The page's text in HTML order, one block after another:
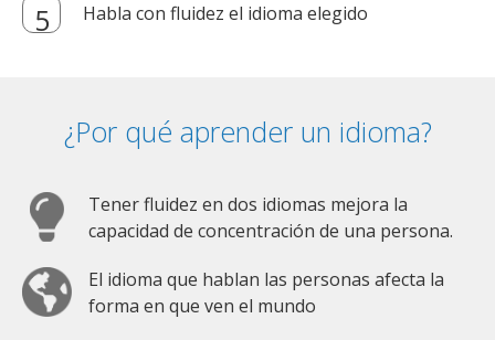
Habla con fluidez el idioma elegido
¿Por qué aprender un idioma?
Tener fluidez en dos idiomas mejora la
capacidad de concentración de una persona.
El idioma que hablan las personas afecta la
forma en que ven el mundo